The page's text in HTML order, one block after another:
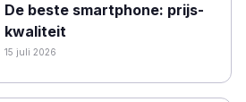
De beste smartphone: prijs-
kwaliteit
15 juli 2026